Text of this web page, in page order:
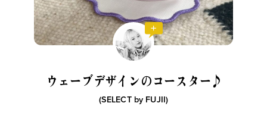
ウェーブデザインのコースター♪
(SELECT by FUJII)
音楽・本 その他